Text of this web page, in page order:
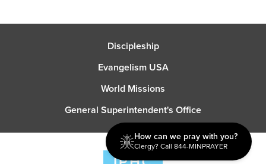
Discipleship
Evangelism USA
World Missions
General Superintendent's Office
How can we pray with you?
Clergy? Call 844-MINPRAYER